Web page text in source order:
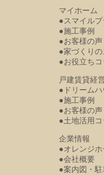
マイホーム
●スマイルプ
●施工事例
●お客様の声
●家づくり
●お役立ちコ
戸建賃貸経
●ドリームハ
●施工事例
●お客様の声
●土地活用コ
企業情報
●オレンジ
●会社概要
●案内図・